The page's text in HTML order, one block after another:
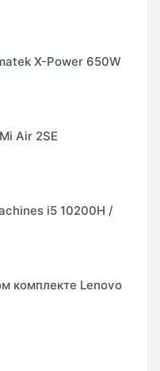
X-Power 650W
Air 2SE
i5 10200H /
комплекте Lenovo